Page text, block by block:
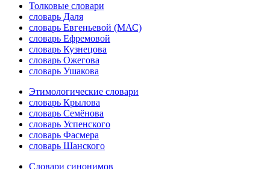
Толковые словари
словарь Даля
словарь Евгеньевой (МАС)
словарь Ефремовой
словарь Кузнецова
словарь Ожегова
словарь Ушакова
Этимологические словари
словарь Крылова
словарь Семёнова
словарь Успенского
словарь Фасмера
словарь Шанского
Словари синонимов